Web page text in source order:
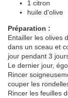
1 citron
huile d'olive
Préparation :
Entailler les olives
dans un sceau et
jour pendant 3
Le dernier jour,
Rincer
couper les
Rincer les feuilles